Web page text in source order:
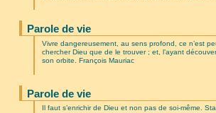
Parole de vie
Vivre dangereusement, au sens profond, ce n’est
chercher Dieu que de le trouver ; et, l’ayant
son orbite. François Mauriac
Parole de vie
Il faut s’enrichir de Dieu et non pas de soi-même.